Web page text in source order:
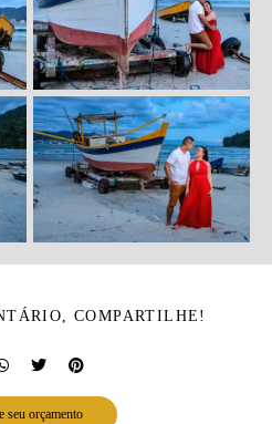
COMPARTILHE!
seu orçamento